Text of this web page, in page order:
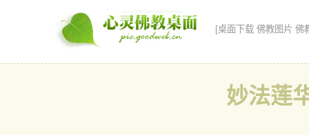
[桌面下载 佛教图片 佛
妙法莲